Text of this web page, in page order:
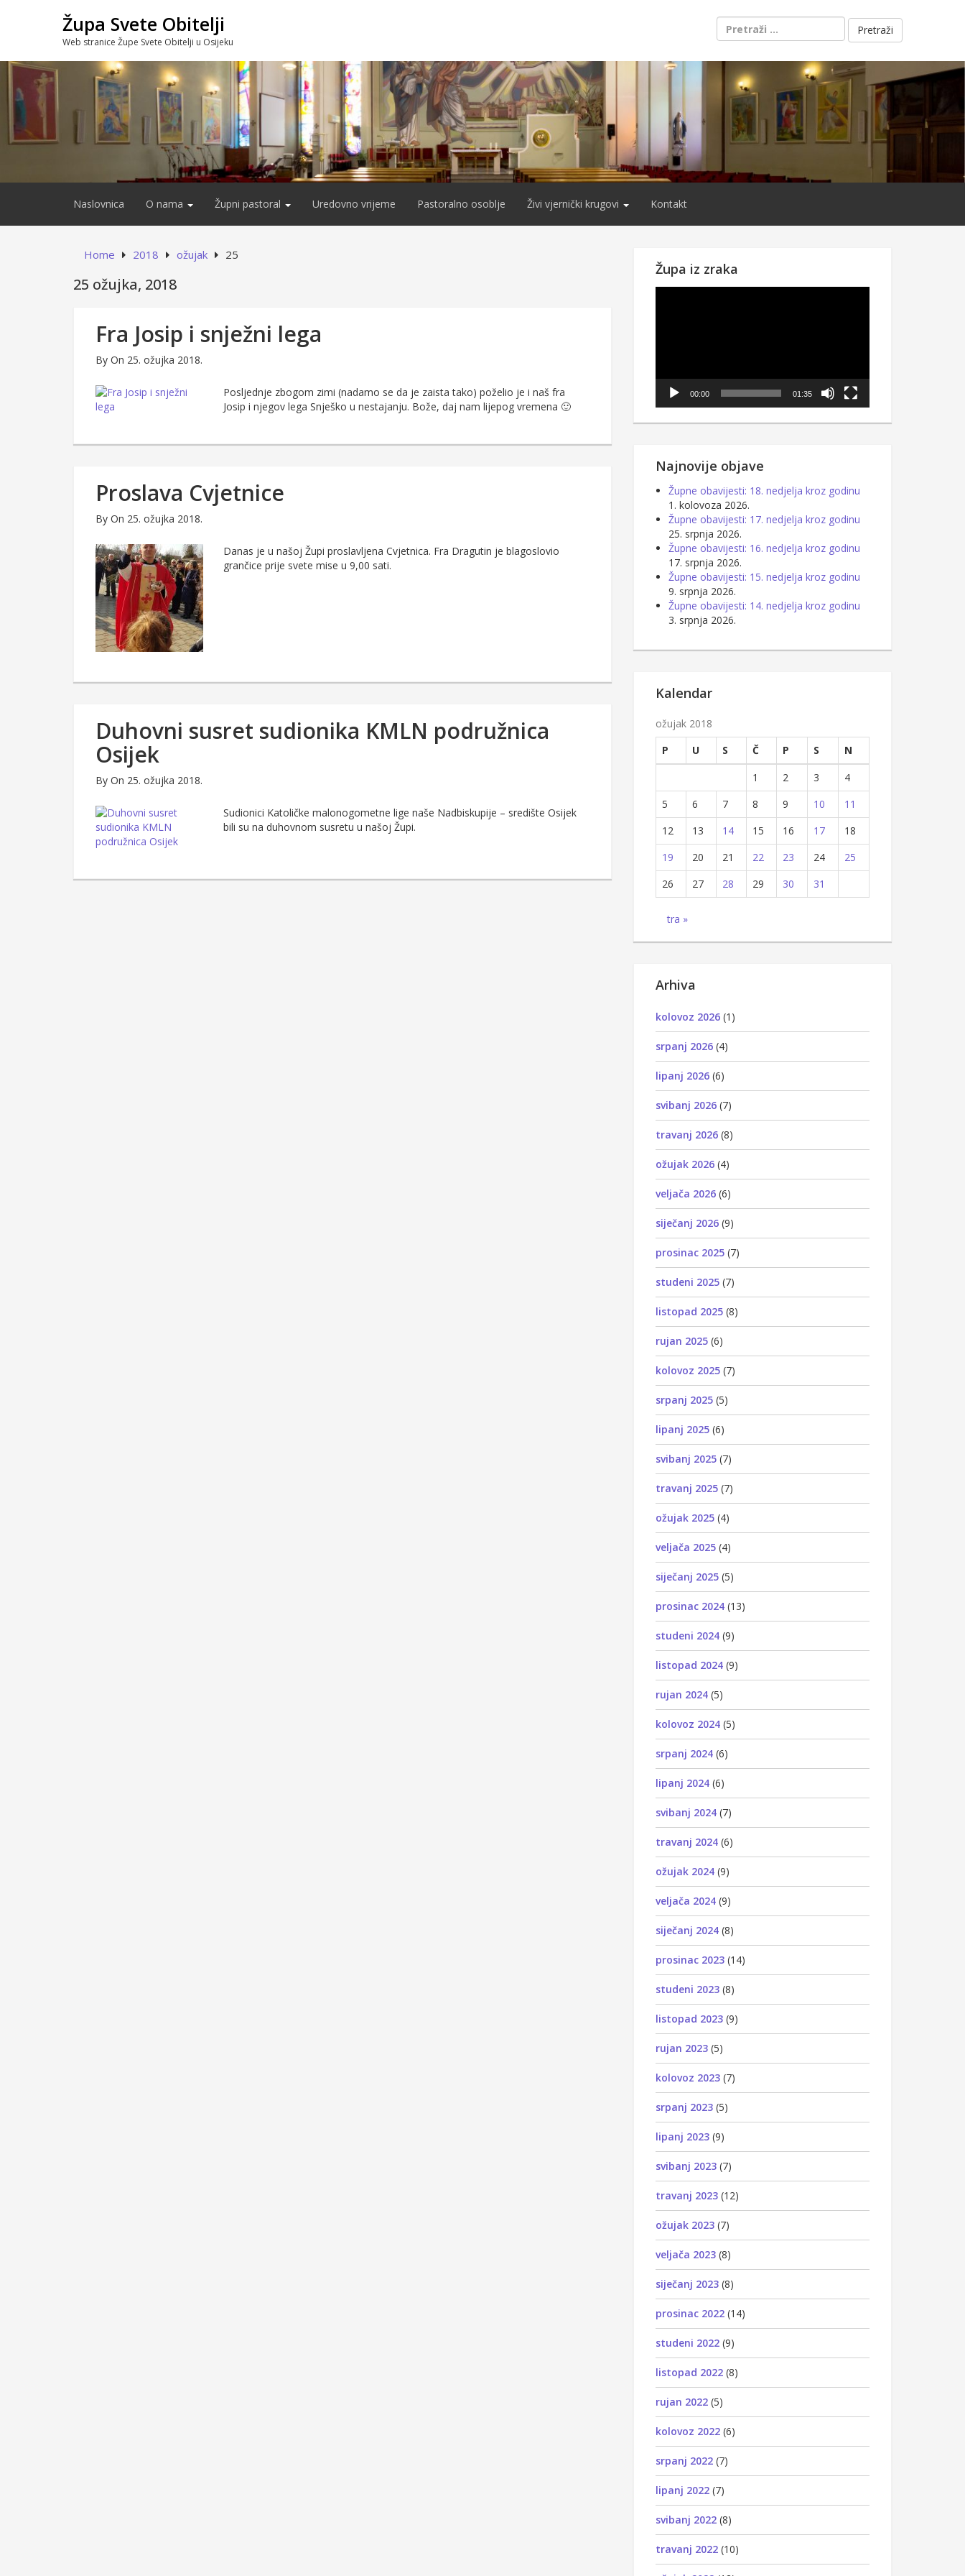
Župa Svete Obitelji
Web stranice Župe Svete Obitelji u Osijeku
Pretraži:
Naslovnica O nama Župni pastoral Uredovno vrijeme Pastoralno osoblje Živi vjernički krugovi Kontakt
Home 2018 ožujak 25
25 ožujka, 2018
Fra Josip i snježni lega
By On 25. ožujka 2018.
Posljednje zbogom zimi (nadamo se da je zaista tako) poželio je i naš fra
Josip i njegov lega Snješko u nestajanju. Bože, daj nam lijepog vremena 🙂
Proslava Cvjetnice
By On 25. ožujka 2018.
Danas je u našoj Župi proslavljena Cvjetnica. Fra Dragutin je blagoslovio
grančice prije svete mise u 9,00 sati.
Duhovni susret sudionika KMLN podružnica
Osijek
By On 25. ožujka 2018.
Sudionici Katoličke malonogometne lige naše Nadbiskupije – središte Osijek
bili su na duhovnom susretu u našoj Župi.
Župa iz zraka
00:00 01:35
Najnovije objave
Župne obavijesti: 18. nedjelja kroz godinu
1. kolovoza 2026.
Župne obavijesti: 17. nedjelja kroz godinu
25. srpnja 2026.
Župne obavijesti: 16. nedjelja kroz godinu
17. srpnja 2026.
Župne obavijesti: 15. nedjelja kroz godinu
9. srpnja 2026.
Župne obavijesti: 14. nedjelja kroz godinu
3. srpnja 2026.
Kalendar
ožujak 2018
P
U S Č P S
N
1
2 3
4
5
6 7 8 9 10
11
12
13 14 15 16 17
18
19
20 21 22 23 24
25
26
27 28 29 30 31
tra »
Arhiva
kolovoz 2026 (1)
srpanj 2026 (4)
lipanj 2026 (6)
svibanj 2026 (7)
travanj 2026 (8)
ožujak 2026 (4)
veljača 2026 (6)
siječanj 2026 (9)
prosinac 2025 (7)
studeni 2025 (7)
listopad 2025 (8)
rujan 2025 (6)
kolovoz 2025 (7)
srpanj 2025 (5)
lipanj 2025 (6)
svibanj 2025 (7)
travanj 2025 (7)
ožujak 2025 (4)
veljača 2025 (4)
siječanj 2025 (5)
prosinac 2024 (13)
studeni 2024 (9)
listopad 2024 (9)
rujan 2024 (5)
kolovoz 2024 (5)
srpanj 2024 (6)
lipanj 2024 (6)
svibanj 2024 (7)
travanj 2024 (6)
ožujak 2024 (9)
veljača 2024 (9)
siječanj 2024 (8)
prosinac 2023 (14)
studeni 2023 (8)
listopad 2023 (9)
rujan 2023 (5)
kolovoz 2023 (7)
srpanj 2023 (5)
lipanj 2023 (9)
svibanj 2023 (7)
travanj 2023 (12)
ožujak 2023 (7)
veljača 2023 (8)
siječanj 2023 (8)
prosinac 2022 (14)
studeni 2022 (9)
listopad 2022 (8)
rujan 2022 (5)
kolovoz 2022 (6)
srpanj 2022 (7)
lipanj 2022 (7)
svibanj 2022 (8)
travanj 2022 (10)